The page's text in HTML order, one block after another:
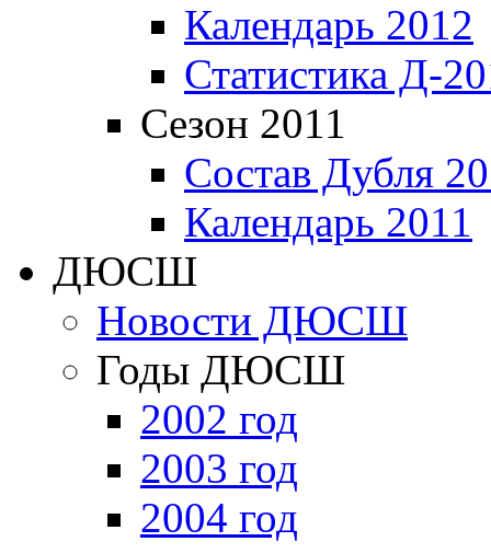
Календарь 2012
Статистика Д-
Сезон 2011
Состав Дубля
Календарь 2011
ДЮСШ
Новости ДЮСШ
Годы ДЮСШ
2002 год
2003 год
2004 год